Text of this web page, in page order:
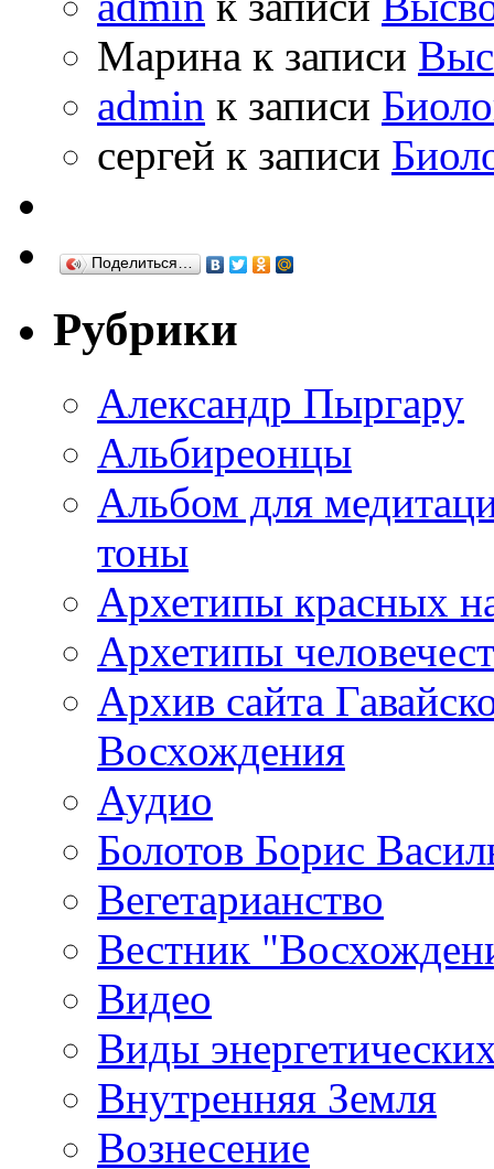
Марина к записи
admin к записи
сергей к записи
Поделиться…
Рубрики
Александр Пыргару
Альбиреонцы
Альбом для
тоны
Архетипы красных
Архетипы
Архив сайта
Восхождения
Аудио
Болотов Борис
Вегетарианство
Вестник
Видео
Виды
Внутренняя Земля
Вознесение